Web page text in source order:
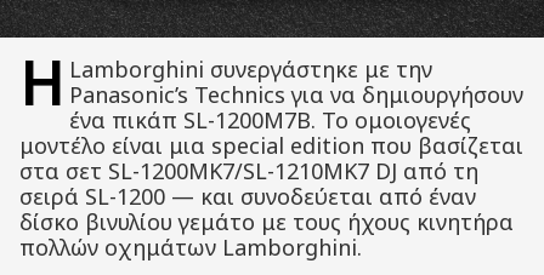
Η Lamborghini συνεργάστηκε με την
Panasonic’s Technics για να δημιουργήσουν
ένα πικάπ SL-1200M7B. Το ομοιογενές
μοντέλο είναι μια special edition που βασίζεται
στα σετ SL-1200MK7/SL-1210MK7 DJ από τη
σειρά SL-1200 — και συνοδεύεται από έναν
δίσκο βινυλίου γεμάτο με τους ήχους κινητήρα
πολλών οχημάτων Lamborghini.